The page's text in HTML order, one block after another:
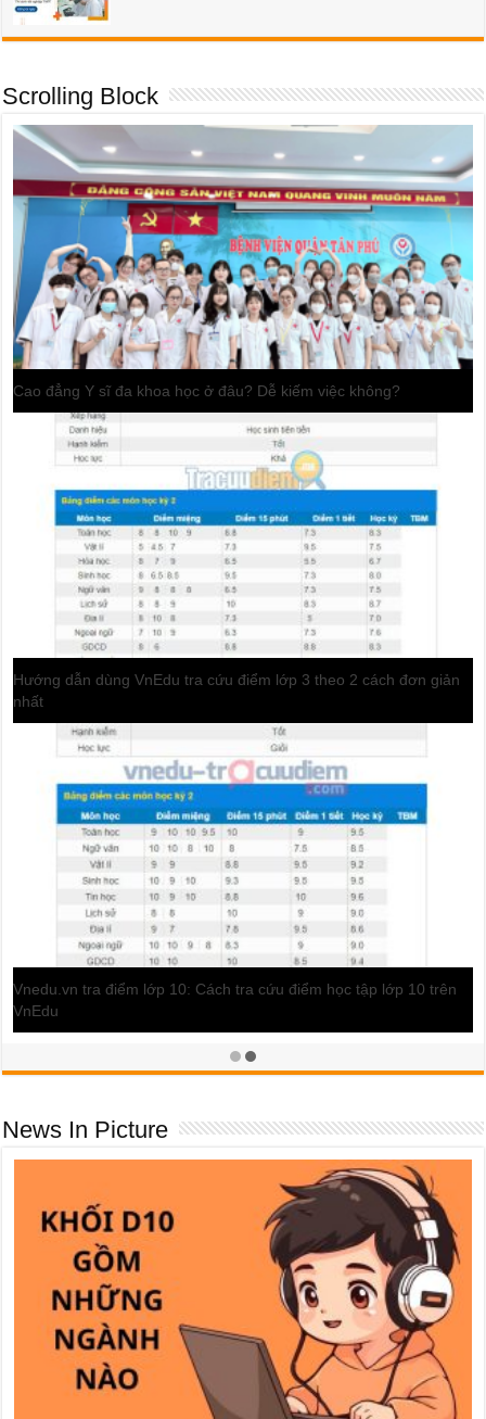
Scrolling Block
Khối D10 và những ngành học, trường học chất lượng
36 tổ hợp môn thi tốt nghiệp thpt 2025
Chi tiết học phí Trường Cao đẳng Y Khoa Phạm Ngọc Thạch
News In Picture